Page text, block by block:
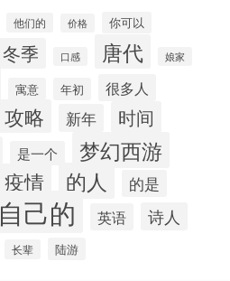
他们的 价格 你可以
冬季 口感 唐代 娘家
寓意 年初 很多人
攻略 新年 时间
是一个 梦幻西游
疫情 的人 的是
自己的 英语 诗人
长辈 陆游